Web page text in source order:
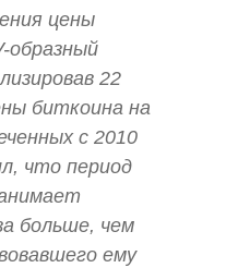
цены
образный
22
биткоина на
с 2010
что период
больше, чем
ему